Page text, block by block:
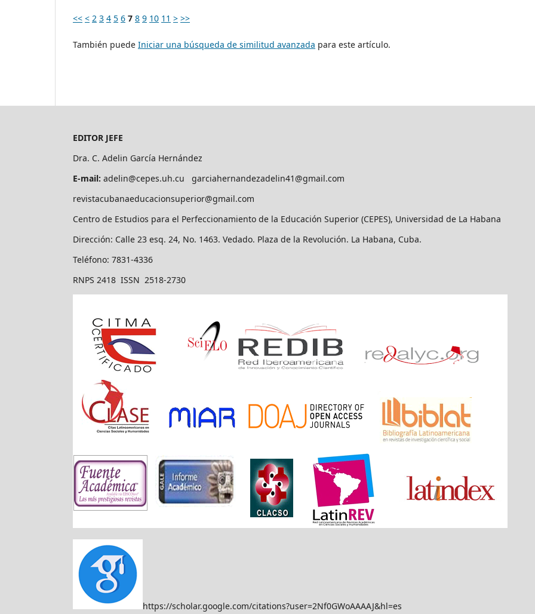
<< < 2 3 4 5 6 7 8 9 10 11 > >>
También puede Iniciar una búsqueda de similitud avanzada para este artículo.
EDITOR JEFE
Dra. C. Adelin García Hernández
E-mail: adelin@cepes.uh.cu garciahernandezadelin41@gmail.com
revistacubanaeducacionsuperior@gmail.com
Centro de Estudios para el Perfeccionamiento de la Educación Superior (CEPES), Universidad de La Habana
Dirección: Calle 23 esq. 24, No. 1463. Vedado. Plaza de la Revolución. La Habana, Cuba.
Teléfono: 7831-4336
RNPS 2418 ISSN 2518-2730
https://scholar.google.com/citations?user=2Nf0GWoAAAAJ&hl=es